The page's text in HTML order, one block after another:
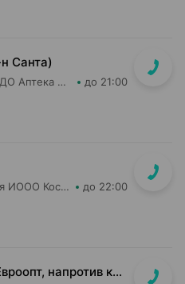
Санта)
Планета Здоровья Белэкрос ОДО Аптека №2 до 21:00
Планета Здоровья АБФармация ИООО Косметический магазин №4 до 22:00
ул. Нестерова, д. 49 (м-н Евроопт, напротив касс)